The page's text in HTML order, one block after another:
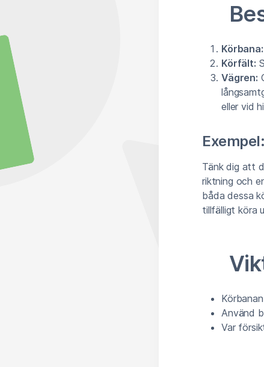
Körbana:
Körfält:
Vägren:
eller vid
Exempel:
Tänk dig att
riktning och
båda dessa
tillfälligt köra
Använd
Var